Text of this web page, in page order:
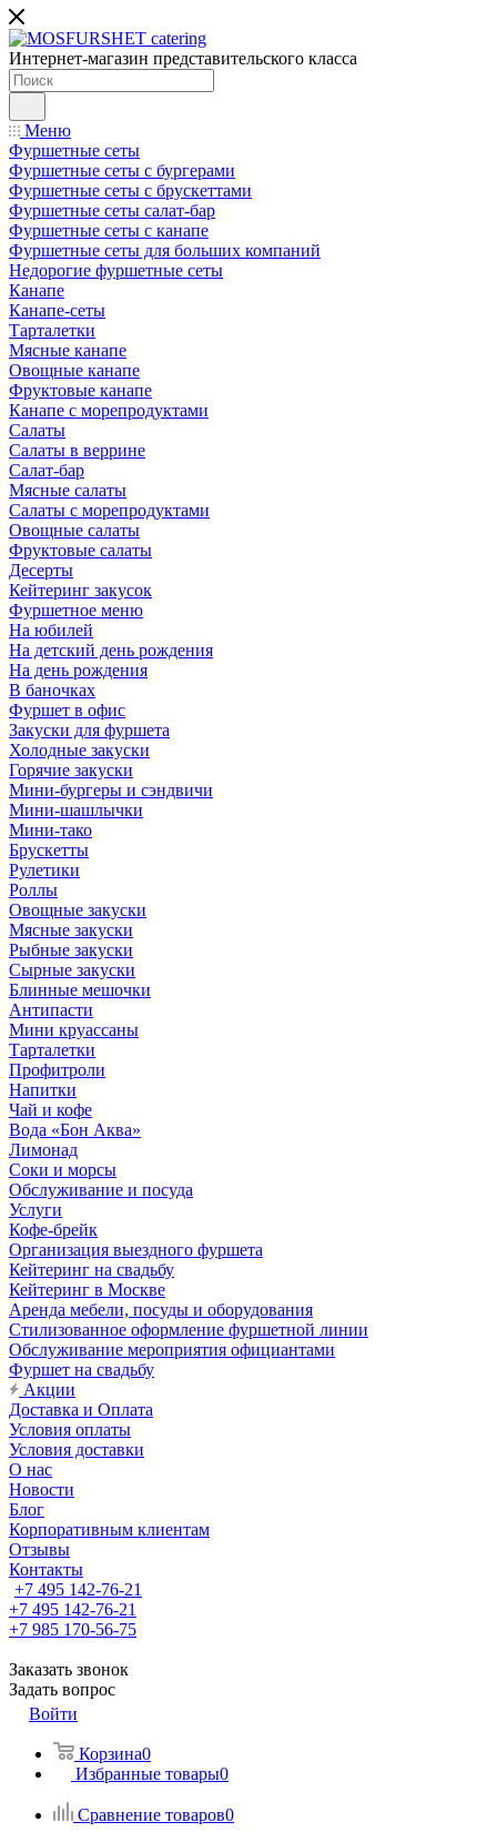
Интернет-магазин представительского класса
Меню
Фуршетные сеты
Фуршетные сеты с бургерами
Фуршетные сеты с брускеттами
Фуршетные сеты салат-бар
Фуршетные сеты с канапе
Фуршетные сеты для больших компаний
Недорогие фуршетные сеты
Канапе
Канапе-сеты
Тарталетки
Мясные канапе
Овощные канапе
Фруктовые канапе
Канапе с морепродуктами
Салаты
Салаты в веррине
Салат-бар
Мясные салаты
Салаты с морепродуктами
Овощные салаты
Фруктовые салаты
Десерты
Кейтеринг закусок
Фуршетное меню
На юбилей
На детский день рождения
На день рождения
В баночках
Фуршет в офис
Закуски для фуршета
Холодные закуски
Горячие закуски
Мини-бургеры и сэндвичи
Мини-шашлычки
Мини-тако
Брускетты
Рулетики
Роллы
Овощные закуски
Мясные закуски
Рыбные закуски
Сырные закуски
Блинные мешочки
Антипасти
Мини круассаны
Тарталетки
Профитроли
Напитки
Чай и кофе
Вода «Бон Аква»
Лимонад
Соки и морсы
Обслуживание и посуда
Услуги
Кофе-брейк
Организация выездного фуршета
Кейтеринг на свадьбу
Кейтеринг в Москве
Аренда мебели, посуды и оборудования
Стилизованное оформление фуршетной линии
Обслуживание мероприятия официантами
Фуршет на свадьбу
Акции
Доставка и Оплата
Условия оплаты
Условия доставки
О нас
Новости
Блог
Корпоративным клиентам
Отзывы
Контакты
+7 495 142-76-21
+7 495 142-76-21
+7 985 170-56-75
Заказать звонок
Задать вопрос
Войти
Корзина0
Избранные товары0
Сравнение товаров0